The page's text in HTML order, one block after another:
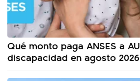
Qué monto paga ANSES a
discapacidad en agosto 2026